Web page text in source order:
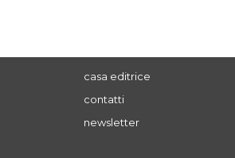
casa editrice
contatti
newsletter